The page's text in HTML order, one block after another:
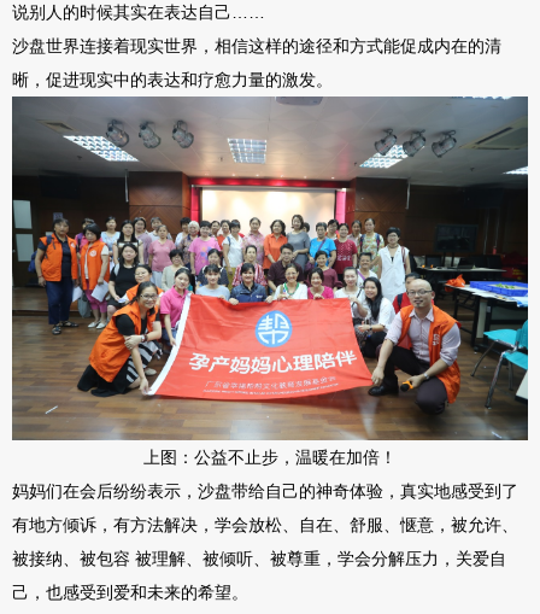
说别人的时候其实在表达自己……
沙盘世界连接着现实世界，相信这样的途径和方式能促成内在的清
晰，促进现实中的表达和疗愈力量的激发。
上图：公益不止步，温暖在加倍！
妈妈们在会后纷纷表示，沙盘带给自己的神奇体验，真实地感受到了
有地方倾诉，有方法解决，学会放松、自在、舒服、惬意，被允许、
被接纳、被包容 被理解、被倾听、被尊重，学会分解压力，关爱自
己，也感受到爱和未来的希望。